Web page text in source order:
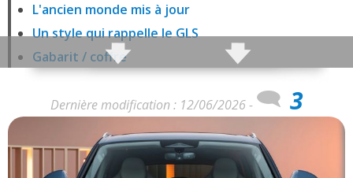
L'ancien monde mis à jour
Un style qui rappelle le GLS
Gabarit / coffre
Le diesel est logique, mais il est puni
L'hybride rechargeable passera mieux, mais il ne
sera pas épargné
Suspension pneumatique
Dernière modification : 12/06/2026 - 3